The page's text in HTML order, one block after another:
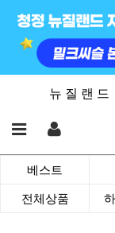
뉴 질 랜
베스트
전체상품